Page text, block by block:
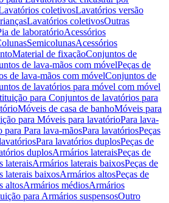
coletivosLavatórios versão
Lavatórios coletivosOutras
de laboratórioAcessórios
SemicolunasAcessórios
Material de fixaçãoConjuntos de
de lava-mãos com móvelPeças de
de lava-mãos com móvelConjuntos de
de lavatórios para móvel com móvel
para Conjuntos de lavatórios para
Móveis de casa de banhoMóveis para
para Móveis para lavatórioPara lava-
para Para lava-mãosPara lavatóriosPeças
Para lavatórios duplosPeças de
duplosArmários lateraisPeças de
lateraisArmários laterais baixosPeças de
laterais baixosArmários altosPeças de
altosArmários médiosArmários
para Armários suspensosOutro